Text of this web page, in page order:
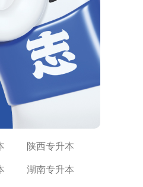
陕西专升本
湖南专升本